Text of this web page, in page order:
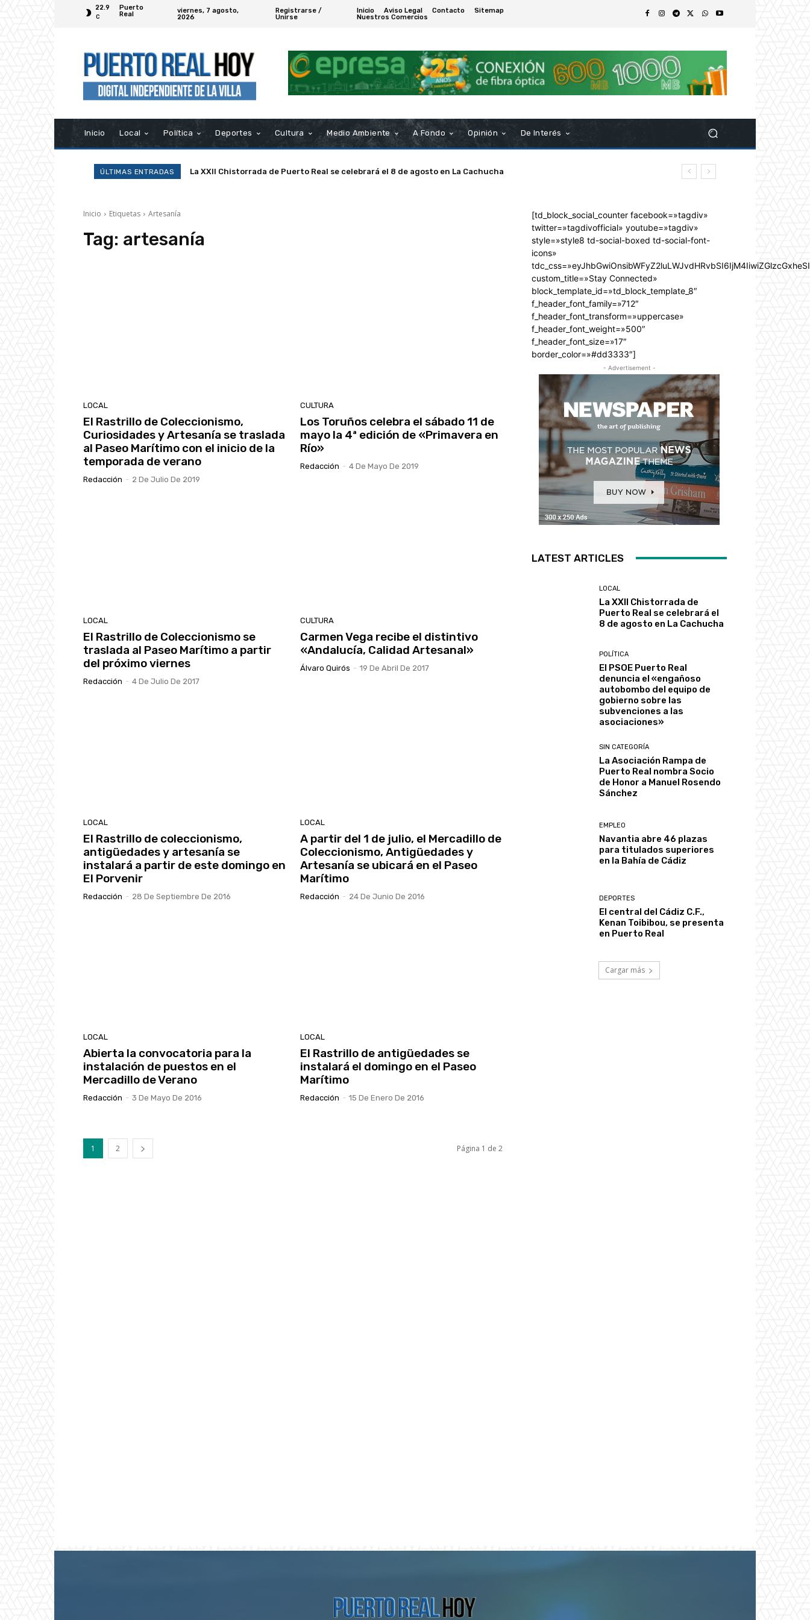
22.9
C
Puerto
Real
viernes, 7 agosto,
2026
Registrarse /
Unirse
Inicio Aviso Legal Contacto
Sitemap
Nuestros Comercios
Inicio Local Política Deportes Cultura Medio Ambiente A Fondo Opinión De Interés
ÚLTIMAS ENTRADAS La XXII Chistorrada de Puerto Real se celebrará el 8 de agosto en La Cachucha
Inicio Etiquetas Artesanía
Tag: artesanía
LOCAL
El Rastrillo de Coleccionismo,
Curiosidades y Artesanía se traslada
al Paseo Marítimo con el inicio de la
temporada de verano
Redacción - 2 De Julio De 2019
CULTURA
Los Toruños celebra el sábado 11 de
mayo la 4ª edición de «Primavera en
Río»
Redacción - 4 De Mayo De 2019
LOCAL
El Rastrillo de Coleccionismo se
traslada al Paseo Marítimo a partir
del próximo viernes
Redacción - 4 De Julio De 2017
CULTURA
Carmen Vega recibe el distintivo
«Andalucía, Calidad Artesanal»
Álvaro Quirós - 19 De Abril De 2017
LOCAL
El Rastrillo de coleccionismo,
antigüedades y artesanía se
instalará a partir de este domingo en
El Porvenir
Redacción - 28 De Septiembre De 2016
LOCAL
A partir del 1 de julio, el Mercadillo de
Coleccionismo, Antigüedades y
Artesanía se ubicará en el Paseo
Marítimo
Redacción - 24 De Junio De 2016
LOCAL
Abierta la convocatoria para la
instalación de puestos en el
Mercadillo de Verano
Redacción - 3 De Mayo De 2016
LOCAL
El Rastrillo de antigüedades se
instalará el domingo en el Paseo
Marítimo
Redacción - 15 De Enero De 2016
1 2 Página 1 de 2
[td_block_social_counter facebook=»tagdiv»
twitter=»tagdivofficial» youtube=»tagdiv»
style=»style8 td-social-boxed td-social-font-
icons»
custom_title=»Stay Connected»
block_template_id=»td_block_template_8″
f_header_font_family=»712″
f_header_font_transform=»uppercase»
f_header_font_weight=»500″
f_header_font_size=»17″
border_color=»#dd3333″]
- Advertisement -
LATEST ARTICLES
LOCAL
La XXII Chistorrada de
Puerto Real se celebrará el
8 de agosto en La Cachucha
POLÍTICA
El PSOE Puerto Real
denuncia el «engañoso
autobombo del equipo de
gobierno sobre las
subvenciones a las
asociaciones»
SIN CATEGORÍA
La Asociación Rampa de
Puerto Real nombra Socio
de Honor a Manuel Rosendo
Sánchez
EMPLEO
Navantia abre 46 plazas
para titulados superiores
en la Bahía de Cádiz
DEPORTES
El central del Cádiz C.F.,
Kenan Toibibou, se presenta
en Puerto Real
Cargar más